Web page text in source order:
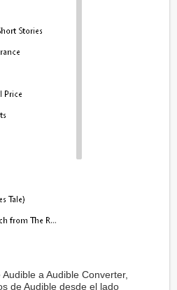
a Audible Converter,
de Audible desde el lado